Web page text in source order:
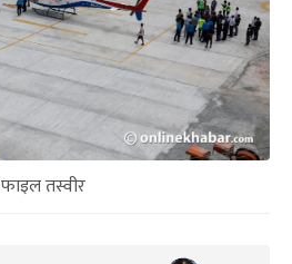
फाइल तस्वीर